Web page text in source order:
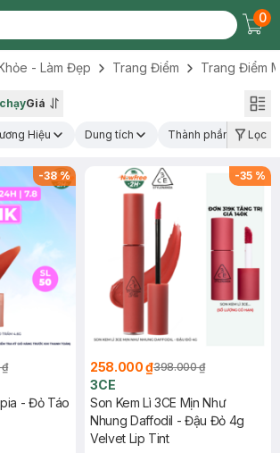
0
- Làm Đẹp Trang Điểm Trang Điểm
Giá
Hiệu Dung tích Thành phần nổi bật
Lọc
-38%
- Đỏ Táo
-35 %
258.000 ₫398.000 ₫
3CE
Son Kem Lì 3CE Mịn Như
Nhung Daffodil - Đậu Đỏ 4g
Velvet Lip Tint